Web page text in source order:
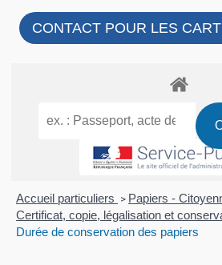
CONTACT POUR LES
Accueil particuliers > Papiers -
Certificat, copie, légalisation et
Durée de conservation des papiers